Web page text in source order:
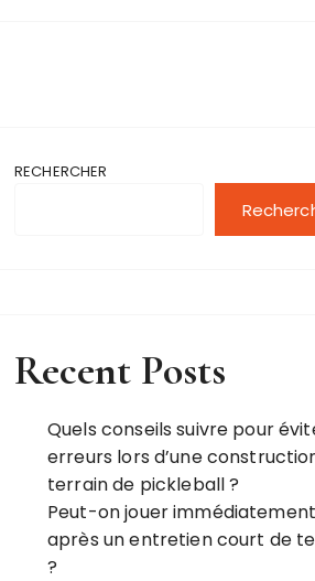
RECHERCHER
Recent Posts
Quels conseils suivre pour
erreurs lors d’une
terrain de pickleball ?
Peut-on jouer immédiatement
après un entretien court de
?